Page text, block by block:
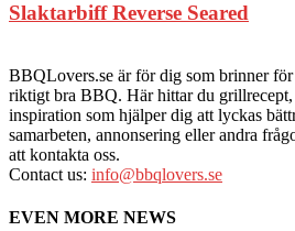
Slaktarbiff Reverse Seared
BBQLovers.se är för dig som brinner
riktigt bra BBQ. Här hittar du
inspiration som hjälper dig att lyckas
samarbeten, annonsering eller andra
att kontakta oss.
Contact us: info@bbqlovers.se
EVEN MORE NEWS